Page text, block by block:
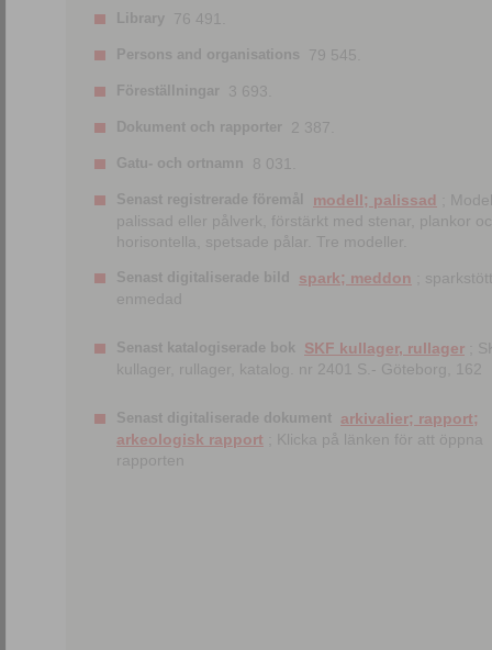
Library 76 491.
Persons and organisations 79 545.
Föreställningar 3 693.
Dokument och rapporter 2 387.
Gatu- och ortnamn 8 031.
Senast registrerade föremål modell; palissad
;
palissad eller pålverk, förstärkt med stenar, plankor
horisontella, spetsade pålar. Tre modeller.
Senast digitaliserade bild spark; meddon ;
enmedad
Senast katalogiserade bok SKF kullager, rullager ;
kullager, rullager, katalog. nr 2401 S.- Göteborg, 162
Senast digitaliserade dokument arkivalier; rapport;
arkeologisk rapport ; Klicka på länken för att öppna
rapporten